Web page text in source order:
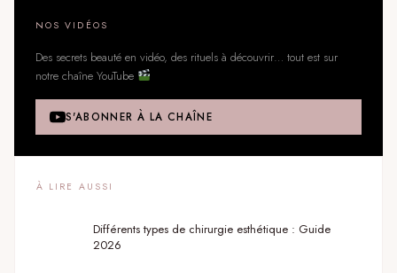
NOS VIDÉOS
Des secrets beauté en vidéo, des rituels à découvrir… tout est sur
notre chaîne YouTube
S'ABONNER À LA CHAÎNE
À LIRE AUSSI
Différents types de chirurgie esthétique : Guide
2026